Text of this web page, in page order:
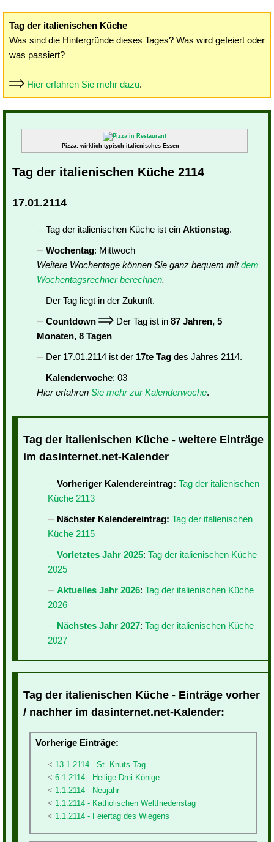
Tag der italienischen Küche
Was sind die Hintergründe dieses Tages? Was wird gefeiert oder
was passiert?
Hier erfahren Sie mehr dazu.
Pizza: wirklich typisch italienisches Essen
Tag der italienischen Küche 2114
17.01.2114
Tag der italienischen Küche ist ein Aktionstag.
Wochentag: Mittwoch
Weitere Wochentage können Sie ganz bequem mitdem
Wochentagsrechner berechnen.
Der Tag liegt in der Zukunft.
Countdown
Der Tag ist in 87 Jahren, 5
Monaten, 8 Tagen
Der 17.01.2114 ist der 17te Tag des Jahres 2114.
Kalenderwoche: 03
Hier erfahren Sie mehr zur Kalenderwoche.
Tag der italienischen Küche - weitere Einträge
im dasinternet.net-Kalender
Vorheriger Kalendereintrag: Tag der italienischen
Küche 2113
Nächster Kalendereintrag: Tag der italienischen
Küche 2115
Vorletztes Jahr 2025: Tag der italienischen Küche
2025
Aktuelles Jahr 2026: Tag der italienischen Küche
2026
Nächstes Jahr 2027: Tag der italienischen Küche
2027
Tag der italienischen Küche - Einträge vorher
/ nachher im dasinternet.net-Kalender:
Vorherige Einträge:
13.1.2114 - St. Knuts Tag
6.1.2114 - Heilige Drei Könige
1.1.2114 - Neujahr
1.1.2114 - Katholischen Weltfriedenstag
1.1.2114 - Feiertag des Wiegens